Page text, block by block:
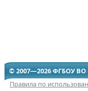
© 2007—2026 ФГБОУ
Правила по